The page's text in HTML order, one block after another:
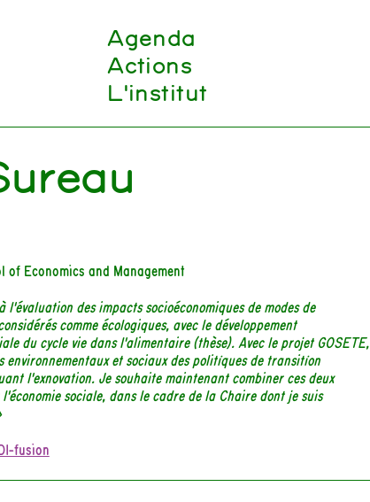
Agenda
Actions
L'institut
Economics and Management
des impacts socioéconomiques de modes de
comme écologiques, avec le développement
du cycle vie dans l'alimentaire (thèse). Avec le projet GOSETE,
environnementaux et sociaux des politiques de transition
l'exnovation. Je souhaite maintenant combiner ces deux
sociale, dans le cadre de la Chaire dont je suis
fusion